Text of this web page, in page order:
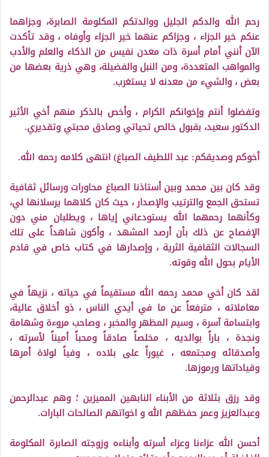
رحم الله والدكم الجليل ووالدتكم المكلومة الصابرة، وجزاهما
عنكم خير الجزاء ، وجزاكم عنهما خير الجزاء وأوفاه ، وقد تأكدت
الآن أنني أمام أسرة ذات معدن نفيس من الذكاء والعلم والأدب
والمواهب المتعددة، ومن النبل والفضيلة، وهي ذرية بعضها من
بعض ، والشيء من معدنه لا يستغرب.
وتفضلوا أنتم وإخوانكم الكرام ، وأخص بالذكر منهم أخي الأثير
الدكتور سعيد، بقبول خالص تحياتي وصادق محبتي وتقديري.
أخوكم وصديقكم: عبد اللطيف الصباغ) انتهى كلامه رحمه الله.
وقد كان بين محمد وبين أستاذنا الصباغ محاورات ورسائل ثقافية
تستحق الجمع والترتيب والإصدار ، حيث كان كلاهما يرسلانها لي،
وكأنهما رحمهما الله يستودعاني إياها ، ويطلبان مني دون
الإفصاح عن ذلك بأن أرصد المشهد ، وأكون شاهداً على تلك
السجالات الثقافية الثرية ، وإصدارها في كتاب خاص في قادم
الأيام بحول الله وقوته.
لقد كان أخي محمد رحمه الله مستقيماً في حياته ، نزيهاً في
معاملاته ، مترفعاً عن ما في أيدي الناس ، ذو أخلاق عالية،
وابتسامة آسرة ، وسيم المظهر والمخبر ، وصاحب مروءة وشهامة
ونجدة ، باراً بوالديه ، مخلصاً صادقاً ومحباً أميناً لأسرته ،
وأصدقائه ومجتمعه ، غيوراً على بلاده ، وفياً لولاة أمرها
وقياداتها ورموزها.
وقد رزق بثلاثة من الأبناء النابهين المميزين ؛ وهم عبدالرحمن
وعبدالعزيز وعمر حفظهم الله و اخواتهم الصالحات البارات.
أحسن الله عزاءنا وعزاء أسرته وأبناءه وزوجته الصابرة المكلومة